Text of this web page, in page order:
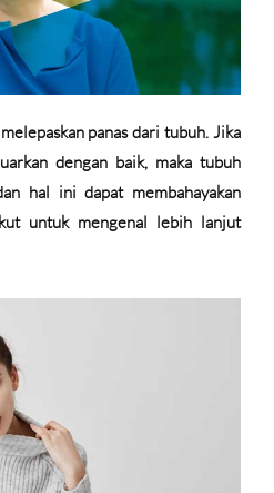
panas dari tubuh. Jika
dengan baik, maka tubuh
hal ini dapat membahayakan
untuk mengenal lebih lanjut